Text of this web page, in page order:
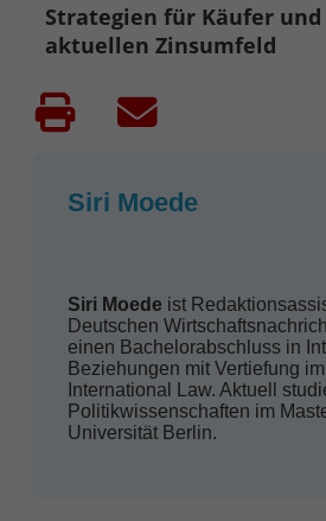
Strategien für Käufer
aktuellen Zinsumfeld
Siri Moede
Siri Moede ist
Deutschen
einen Bachelorabschluss in
Beziehungen mit Vertiefung
International Law. Aktuell
Politikwissenschaften im
Universität Berlin.